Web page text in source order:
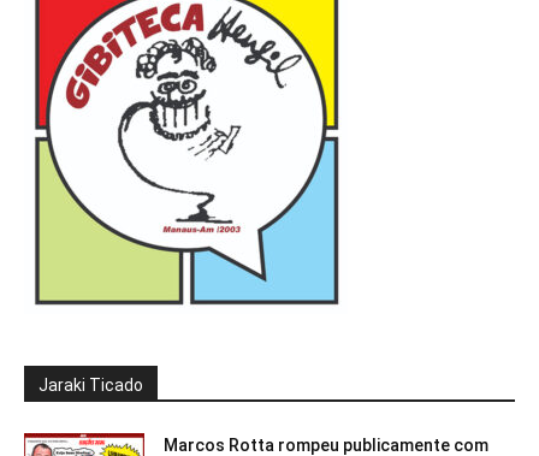
Jaraki Ticado
Marcos Rotta rompeu publicamente com